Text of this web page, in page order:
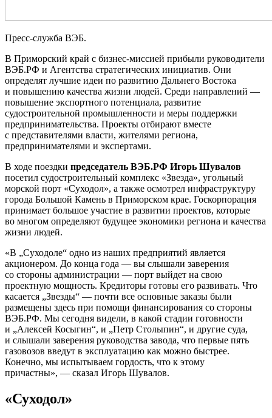
Пресс-служба ВЭБ.
В Приморский край с бизнес-миссией прибыли руководители
ВЭБ.РФ и Агентства стратегических инициатив. Они
определят лучшие идеи по развитию Дальнего Востока
и повышению качества жизни людей. Среди направлений —
повышение экспортного потенциала, развитие
судостроительной промышленности и меры поддержки
предпринимательства. Проекты отбирают вместе
с представителями власти, жителями региона,
предпринимателями и экспертами.
В ходе поездки председатель ВЭБ.РФ Игорь Шувалов
посетил судостроительный комплекс «Звезда», угольный
морской порт «Суходол», а также осмотрел инфраструктуру
города Большой Камень в Приморском крае. Госкорпорация
принимает большое участие в развитии проектов, которые
во многом определяют будущее экономики региона и качества
жизни людей.
«В „Суходоле“ одно из наших предприятий является
акционером. До конца года — вы слышали заверения
со стороны администрации — порт выйдет на свою
проектную мощность. Кредиторы готовы его развивать. Что
касается „Звезды“ — почти все основные заказы были
размещены здесь при помощи финансирования со стороны
ВЭБ.РФ. Мы сегодня видели, в какой стадии готовности
и „Алексей Косыгин“, и „Петр Столыпин“, и другие суда,
и слышали заверения руководства завода, что первые пять
газовозов введут в эксплуатацию как можно быстрее.
Конечно, мы испытываем гордость, что к этому
причастны», — сказал Игорь Шувалов.
«Суходол»